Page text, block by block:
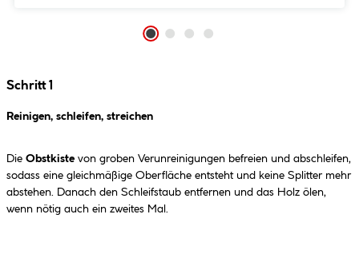
Schritt 1
Reinigen, schleifen, streichen
Die Obstkiste von groben Verunreinigungen befreien und abschleifen,
sodass eine gleichmäßige Oberfläche entsteht und keine Splitter mehr
abstehen. Danach den Schleifstaub entfernen und das Holz ölen,
wenn nötig auch ein zweites Mal.